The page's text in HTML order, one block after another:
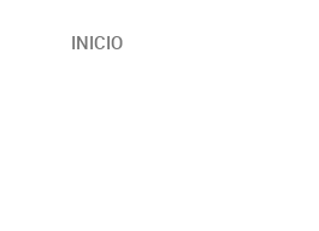
INICIO